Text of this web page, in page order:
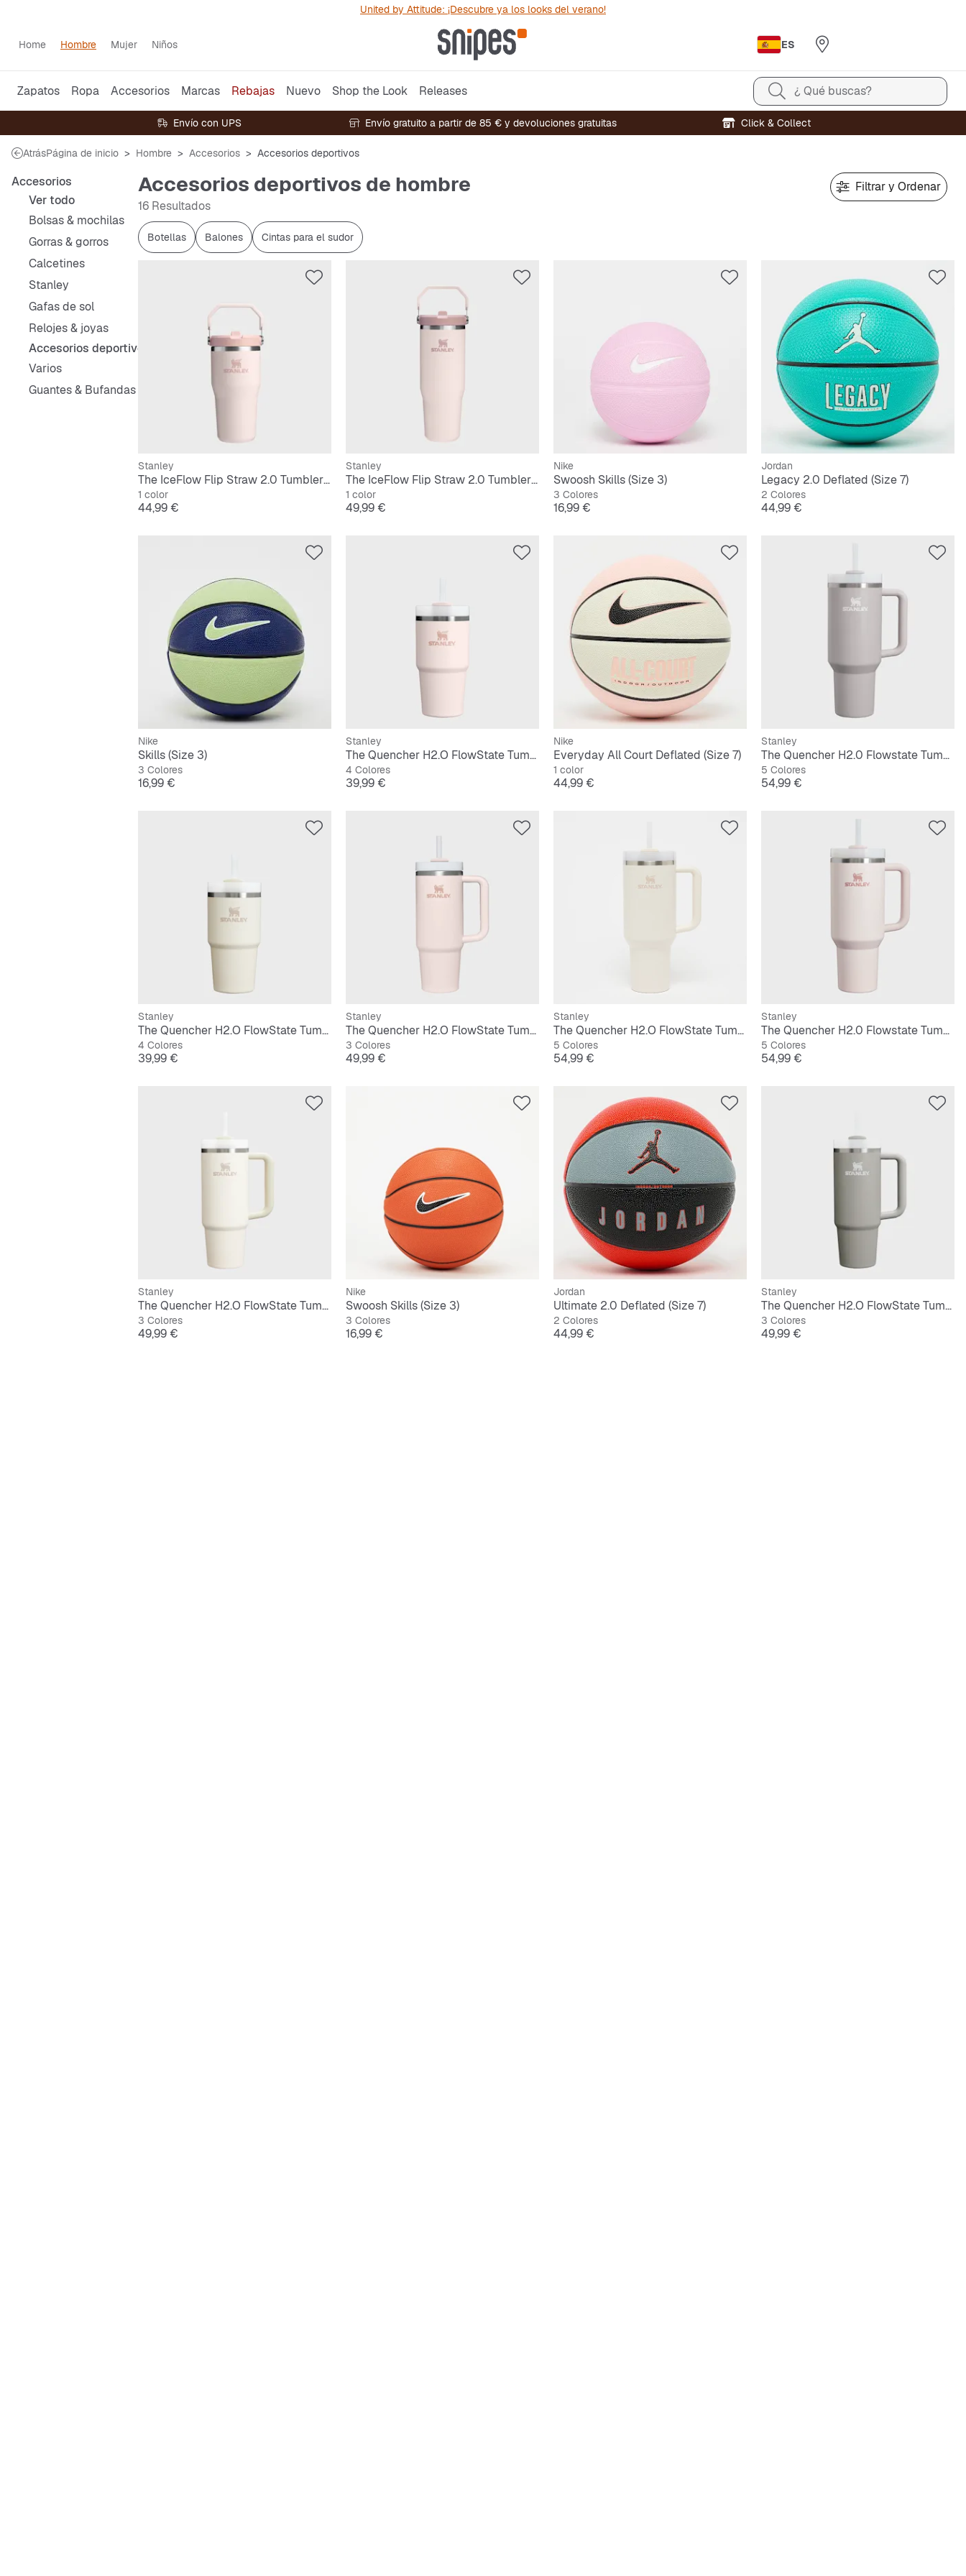
United by Attitude: ¡Descubre ya los looks del verano!
Home Hombre Mujer Niños ES
Zapatos Ropa Accesorios Marcas Rebajas Nuevo Shop the Look Releases ¿ Qué buscas?
Envío con UPS Envío gratuito a partir de 85 € y devoluciones gratuitas Click & Collect
AtrásPágina de inicio Hombre Accesorios Accesorios deportivos
Accesorios
Ver todo
Bolsas & mochilas
Gorras & gorros
Calcetines
Stanley
Gafas de sol
Relojes & joyas
Accesorios deportivos
Varios
Guantes & Bufandas
Accesorios deportivos de hombre
16 Resultados
Filtrar y Ordenar
Botellas Balones Cintas para el sudor
Stanley
The IceFlow Flip Straw 2.0 Tumbler | 0,6L
1 color
Precio
44,99 €
Stanley
The IceFlow Flip Straw 2.0 Tumbler | 0,9L
1 color
Precio
49,99 €
Nike
Swoosh Skills (Size 3)
3 Colores
Precio
16,99 €
Jordan
Legacy 2.0 Deflated (Size 7)
2 Colores
Precio
44,99 €
Nike
Skills (Size 3)
3 Colores
Precio
16,99 €
Stanley
The Quencher H2.O FlowState Tumbler | 0,6L
4 Colores
Precio
39,99 €
Nike
Everyday All Court Deflated (Size 7)
1 color
Precio
44,99 €
Stanley
The Quencher H2.0 Flowstate Tumbler | 1,2L
5 Colores
Precio
54,99 €
Stanley
The Quencher H2.O FlowState Tumbler | 0,6L
4 Colores
Precio
39,99 €
Stanley
The Quencher H2.O FlowState Tumbler | 0,9L
3 Colores
Precio
49,99 €
Stanley
The Quencher H2.O FlowState Tumbler | 1,2L
5 Colores
Precio
54,99 €
Stanley
The Quencher H2.0 Flowstate Tumbler | 1,2L
5 Colores
Precio
54,99 €
Stanley
The Quencher H2.O FlowState Tumbler | 0,9L
3 Colores
Precio
49,99 €
Nike
Swoosh Skills (Size 3)
3 Colores
Precio
16,99 €
Jordan
Ultimate 2.0 Deflated (Size 7)
2 Colores
Precio
44,99 €
Stanley
The Quencher H2.O FlowState Tumbler | 0,9L
3 Colores
Precio
49,99 €